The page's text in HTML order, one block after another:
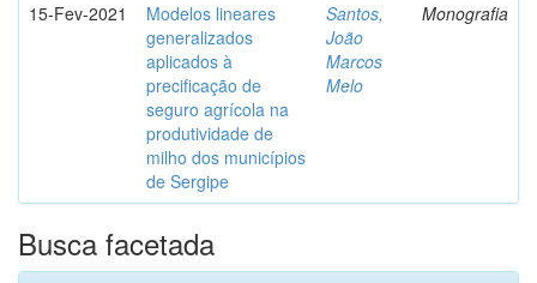
15-Fev-2021
Modelos lineares
generalizados
aplicados à
precificação de
seguro agrícola na
produtividade de
milho dos municípios
de Sergipe
Santos,
João
Marcos
Melo
Monografia
Busca facetada